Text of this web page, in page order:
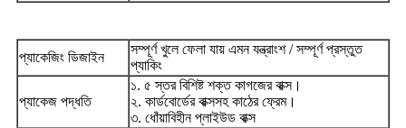
প্যাকেজিং ডিজাইন
সম্পূর্ণ খুলে ফেলা যায় এমন যন্ত্রাংশ / সম্পূর্ণ প্রস্তুত
প্যাকিং
প্যাকেজ পদ্ধতি
১. ৫ স্তর বিশিষ্ট শক্ত কাগজের বাক্স।
২. কার্ডবোর্ডের বাক্সসহ কাঠের ফ্রেম।
৩. ধোঁয়াবিহীন প্লাইউড বাক্স